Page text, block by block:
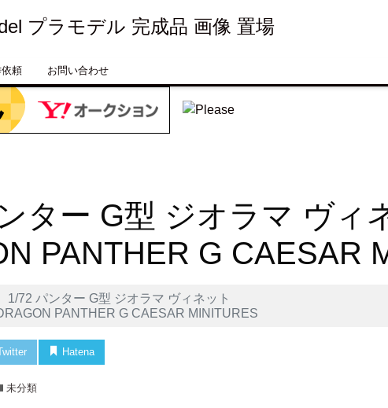
プラモデル 完成品 画像 置場
頼 お問い合わせ
ター G型 ジオラマ ヴィ
PANTHER G CAESAR
1/72 パンター G型 ジオラマ ヴィネット
PANTHER G CAESAR MINITURES
Hatena
未分類